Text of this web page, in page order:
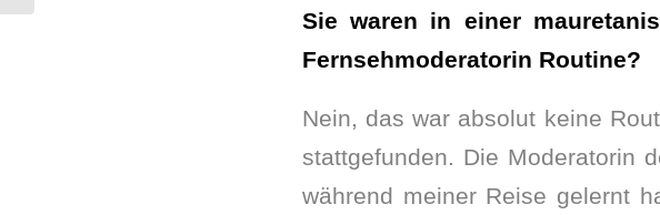
Sie waren in einer
Fernsehmoderatorin Routine?
Nein, das war absolut keine
stattgefunden. Die Moderatorin
während meiner Reise gelernt